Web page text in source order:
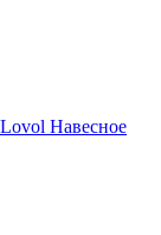
Навесное